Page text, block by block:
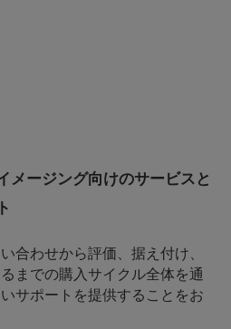
メージング向けのサービスと
合わせから評価、据え付け、
までの購入サイクル全体を通
サポートを提供することをお